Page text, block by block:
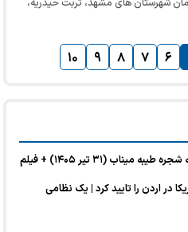
هوایی در این مناطق…
۶ ۷ ۸ ۹ ۱۰
(۳۱ تیر ۱۴۰۵) + فیلم
دیگر آمریکا در اردن را تایید کرد | یک نظامی